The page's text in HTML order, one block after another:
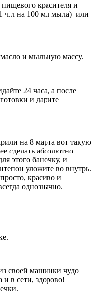
красителя и
1 ч.л на 100 мл мыла) или
и мыльную массу.
24 часа, а после
и дарите
на 8 марта вот такую
сделать абсолютно
этого баночку, и
уложите во внутрь.
красиво и
однозначно.
своей машинки чудо
в сети, здорово!